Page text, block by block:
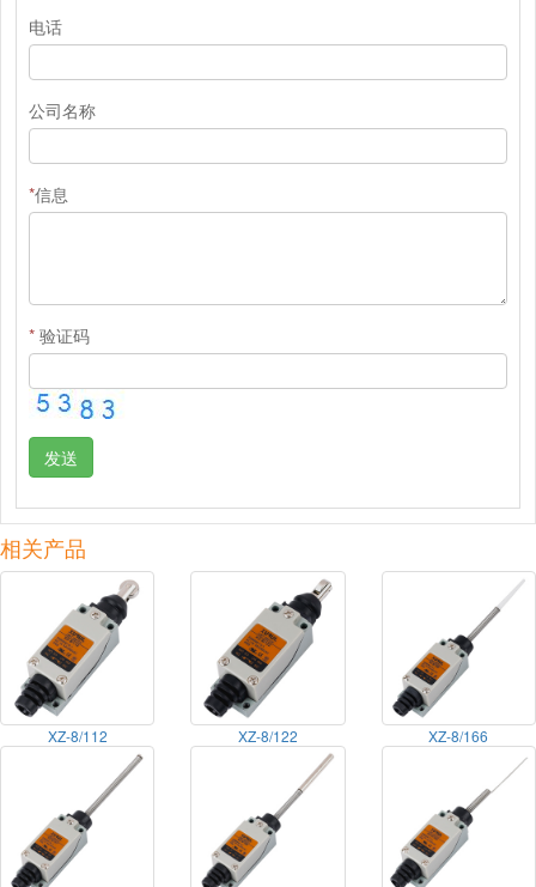
电话
公司名称
*信息
* 验证码
发送
相关产品
XZ-8/112 XZ-8/122 XZ-8/166